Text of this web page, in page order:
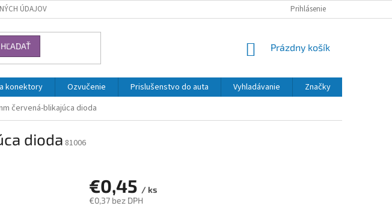
ÚDAJOV Prihlásenie
HĽADAŤ
NÁKUPNÝ
Prázdny košík
konektory Ozvučenie Prislušenstvo do auta Vyhladávanie
Značky
červená-blikajúca dioda
dioda 81006
€0,45 / ks
€0,37 bez DPH